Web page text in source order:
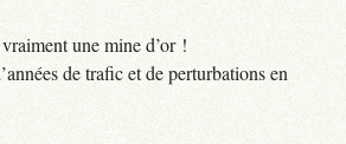
une mine d’or !
de trafic et de perturbations en